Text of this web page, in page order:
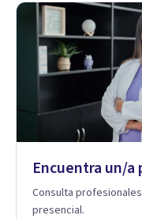
respiración
Psicología Analítica
perspectivas
simbólico con el
proceso terapéutico
personalizada.
Encuentra un/a
Consulta
presencial.